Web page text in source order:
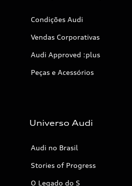
Condições Audi
Vendas Corporativas
Audi Approved :plus
Peças e Acessórios
Universo Audi
Audi no Brasil
Stories of Progress
O Legado do S